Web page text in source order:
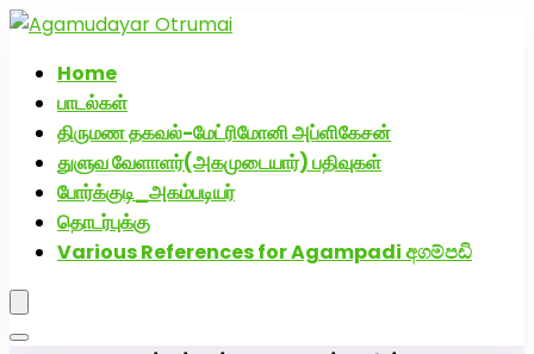
Home
பாடல்கள்
திருமண தகவல்-மேட்ரிமோனி அப்ளிகேசன்
துளுவ வேளாளர்(அகமுடையார்) பதிவுகள்
போர்க்குடி_அகம்படியர்
தொடர்புக்கு
Various References for Agampadi අගම්පඩි
அகமுடையார் திருமண வரன்களுக்கு அகமுடையார்மேட்ரி-